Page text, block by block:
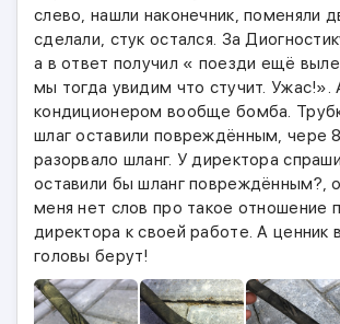
слево, нашли наконечник, поменяли
сделали, стук остался. За
а в ответ получил « поезди ещё
мы тогда увидим что стучит. Ужас!».
кондиционером вообще бомба.
шлаг оставили повреждённым, чере
разорвало шланг. У директора
оставили бы шланг повреждённым?,
меня нет слов про такое отношение
директора к своей работе. А ценник
головы берут!